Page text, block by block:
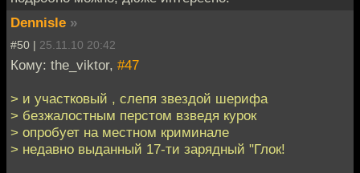
Dennisle »
#50 | 25.11.10 20:42
Кому: the_viktor, #47
> и участковый , слепя звездой шерифа
> безжалостным перстом взведя курок
> опробует на местном криминале
> недавно выданный 17-ти зарядный "Глок!